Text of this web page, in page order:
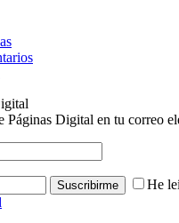
Páginas Digital en tu correo
He